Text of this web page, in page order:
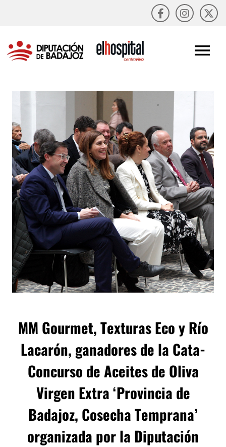
MM Gourmet, Texturas Eco y Río
Lacarón, ganadores de la Cata-
Concurso de Aceites de Oliva
Virgen Extra ‘Provincia de
Badajoz, Cosecha Temprana’
organizada por la Diputación